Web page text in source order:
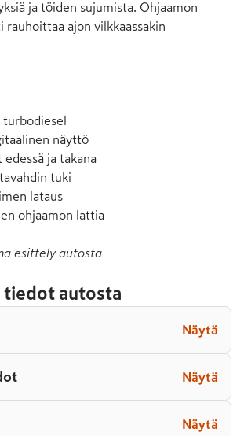
ja töiden sujumista. Ohjaamon
rauhoittaa ajon vilkkaassakin
turbodiesel
näyttö
edessä ja takana
tuki
lataus
ohjaamon lattia
esittely autosta
tiedot autosta
Näytä
Näytä
Näytä